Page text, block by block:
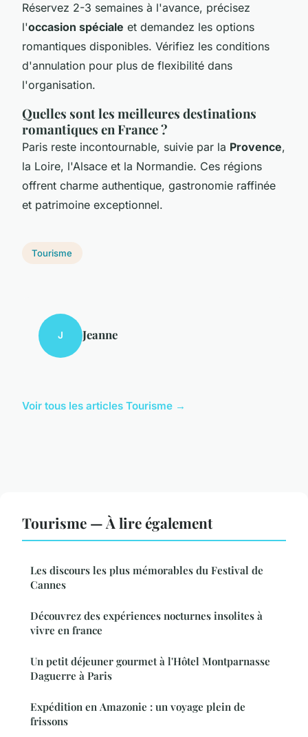
Réservez 2-3 semaines à l'avance, précisez
l'occasion spéciale et demandez les options
romantiques disponibles. Vérifiez les conditions
d'annulation pour plus de flexibilité dans
l'organisation.
Quelles sont les meilleures destinations
romantiques en France ?
Paris reste incontournable, suivie par la Provence,
la Loire, l'Alsace et la Normandie. Ces régions
offrent charme authentique, gastronomie raffinée
et patrimoine exceptionnel.
Tourisme
J Jeanne
Voir tous les articles Tourisme →
Tourisme — À lire également
Les discours les plus mémorables du Festival de
Cannes
Découvrez des expériences nocturnes insolites à
vivre en france
Un petit déjeuner gourmet à l'Hôtel Montparnasse
Daguerre à Paris
Expédition en Amazonie : un voyage plein de
frissons